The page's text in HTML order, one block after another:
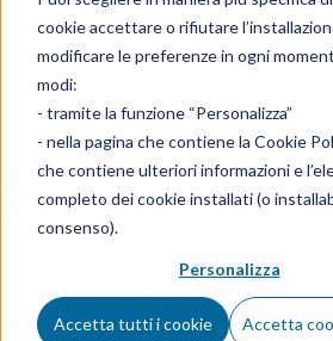
cookie accettare o rifiutare
modificare le preferenze in ogni
modi:
- tramite la funzione “Personalizza”
- nella pagina che contiene la Cookie
che contiene ulteriori informazioni e
completo dei cookie installati (o
consenso).
Personalizza
Accetta tutti i cookie Accetta
Disfagia, la difficoltà
deglutizione
disturbo della
difficoltà nel trasportare cibi e
stomaco.